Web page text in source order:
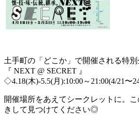
土手町の「どこか」で開催される特別
『 NEXT @ SECRET 』
◇4.18(木)-5.5(月):10:00～21:00(4/21〜
開催場所をあえてシークレットに。
きして見つけてください◎